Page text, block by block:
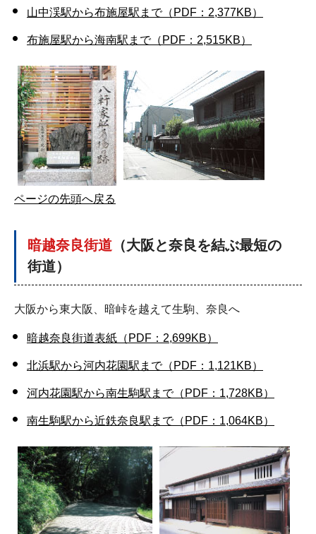
山中渓駅から布施屋駅まで（PDF：2,377KB）
布施屋駅から海南駅まで（PDF：2,515KB）
ページの先頭へ戻る
暗越奈良街道 （大阪と奈良を結ぶ最短の
街道）
大阪から東大阪、暗峠を越えて生駒、奈良へ
暗越奈良街道表紙（PDF：2,699KB）
北浜駅から河内花園駅まで（PDF：1,121KB）
河内花園駅から南生駒駅まで（PDF：1,728KB）
南生駒駅から近鉄奈良駅まで（PDF：1,064KB）